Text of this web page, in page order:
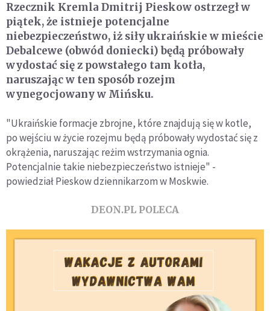
Rzecznik Kremla Dmitrij Pieskow ostrzegł w
piątek, że istnieje potencjalne
niebezpieczeństwo, iż siły ukraińskie w mieście
Debalcewe (obwód doniecki) będą próbowały
wydostać się z powstałego tam kotła,
naruszając w ten sposób rozejm
wynegocjowany w Mińsku.
"Ukraińskie formacje zbrojne, które znajdują się w kotle,
po wejściu w życie rozejmu będą próbowały wydostać się z
okrążenia, naruszając reżim wstrzymania ognia.
Potencjalnie takie niebezpieczeństwo istnieje" -
powiedział Pieskow dziennikarzom w Moskwie.
DEON.PL POLECA